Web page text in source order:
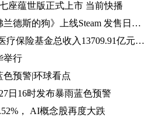
座蕴世版正式上市 当前快播
环球即时：冒险游戏《佛兰德斯的狗》上线Steam 发售日期待定
天天快消息！1-5月基本医疗保险基金总收入13709.91亿元，同比增长8.2%
举行
预警|环球看点
日16时发布暴雨蓝色预警
， AI概念股再度大跌